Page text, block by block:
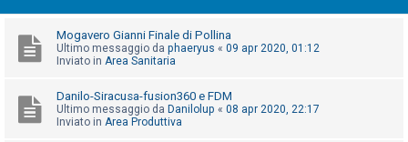
e
n
t
Mogavero Gianni Finale di Pollina
Ultimo messaggio da phaeryus « 09 apr 2020, 01:12
Inviato in Area Sanitaria
Danilo-Siracusa-fusion360 e FDM
Ultimo messaggio da Danilolup « 08 apr 2020, 22:17
Inviato in Area Produttiva